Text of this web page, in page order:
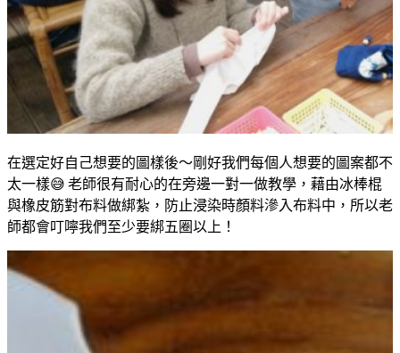
在選定好自己想要的圖樣後～剛好我們每個人想要的圖案都不
太一樣😅 老師很有耐心的在旁邊一對一做教學，藉由冰棒棍
與橡皮筋對布料做綁紮，防止浸染時顏料滲入布料中，所以老
師都會叮嚀我們至少要綁五圈以上！